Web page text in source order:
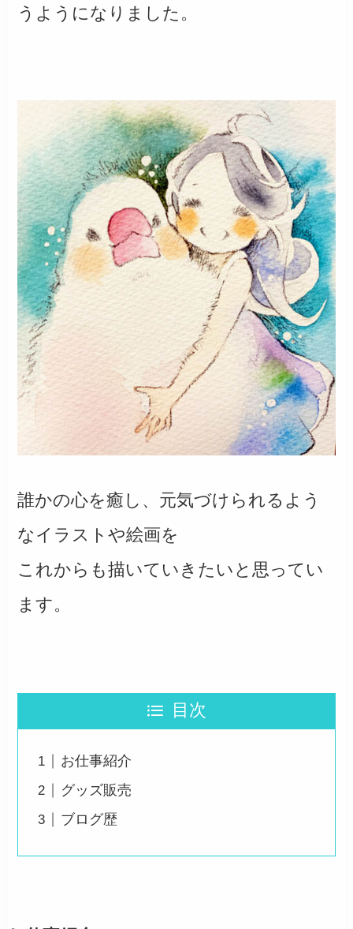
うようになりました。
誰かの心を癒し、元気づけられるよう
なイラストや絵画を
これからも描いていきたいと思ってい
ます。
目次
お仕事紹介
グッズ販売
ブログ歴